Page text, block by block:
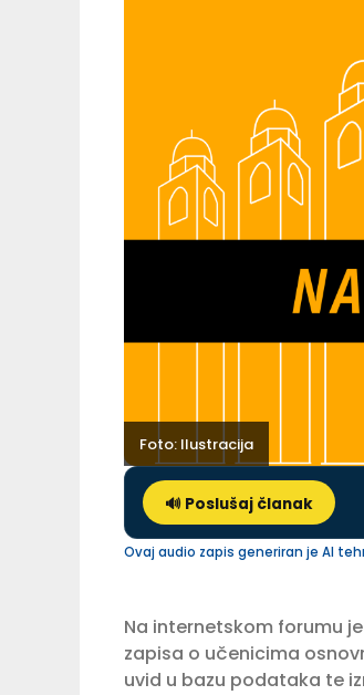
Foto: Ilustracija
🔊 Poslušaj članak
Ovaj audio zapis generiran je AI
Na internetskom forumu
zapisa o učenicima
uvid u bazu podataka te